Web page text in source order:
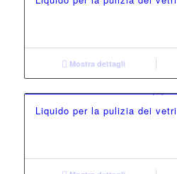
Mostra dettagli
Liquido per la pulizia dei